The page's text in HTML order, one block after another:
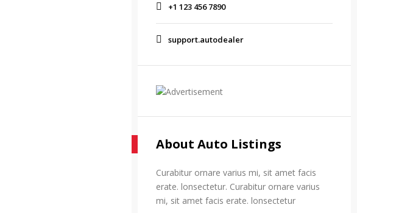
+1 123 456 7890
support.autodealer
About Auto Listings
Curabitur ornare varius mi, sit amet facis
erate. lonsectetur. Curabitur ornare varius
mi, sit amet facis erate. lonsectetur